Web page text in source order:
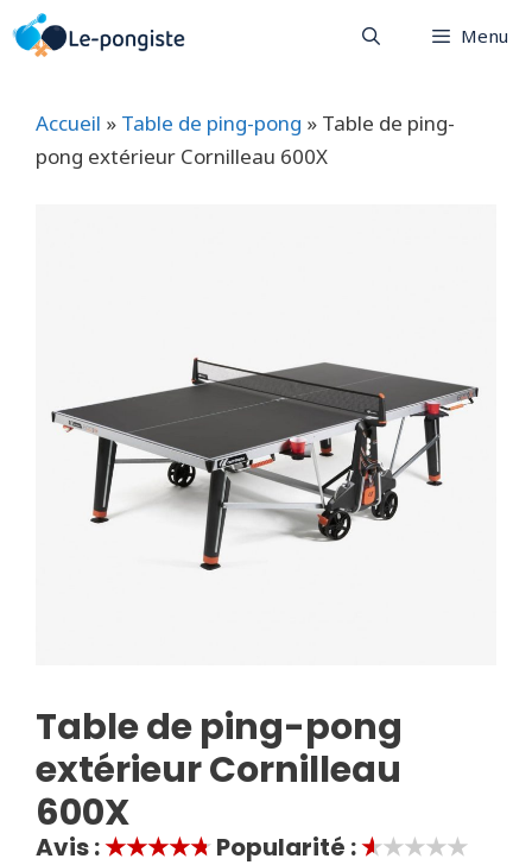
Aller
au
Menu
Accueil » Table de ping-pong » Table de ping-
pong extérieur Cornilleau 600X
Table de ping-pong
extérieur Cornilleau
600X
Avis :★★★★★Popularité :★★★★★